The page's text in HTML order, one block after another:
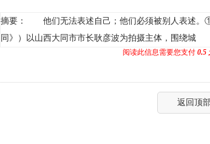
摘要： 他们无法表述自己；他们必须被别人表述。
同》）以山西大同市市长耿彦波为拍摄主体，围绕城
阅读此信息需要您支付 0.5
返回顶部